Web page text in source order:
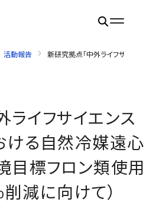
活動報告 新研究拠点「中外ライフサイエ
ライフサイエンス
ける自然冷媒遠心
目標フロン類使用
減に向けて）